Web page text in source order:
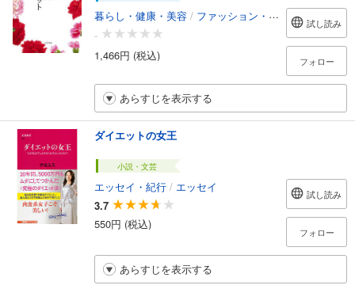
暮らし・健康・美容 / ファッション・美容
-
1,466円 (税込)
試し読み
フォロー
あらすじを表示する
ダイエットの女王
小説・文芸
エッセイ・紀行 / エッセイ
3.7
550円 (税込)
試し読み
フォロー
あらすじを表示する